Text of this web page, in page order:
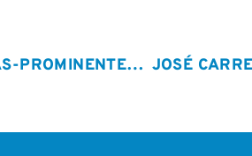
VOLKSBANK-MÜNSTER-MARATHON: JOSÉ CARRERAS-PROMINENTENSTAFFEL ERLÄUFT 11.000 EURO!